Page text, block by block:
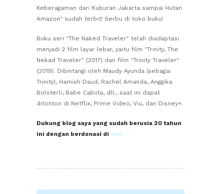
Keberagaman dari Kuburan Jakarta sampai Hutan
Amazon" sudah terbit! Serbu di toko buku!
Buku seri "The Naked Traveler" telah diadaptasi
menjadi 2 film layar lebar, yaitu film "Trinity, The
Nekad Traveler" (2017) dan film "Trinity Traveler"
(2019). Dibintangi oleh Maudy Ayunda (sebagai
Trinity), Hamish Daud, Rachel Amanda, Anggika
Bolsterli, Babe Cabiita, dll., saat ini dapat
ditonton di Netflix, Prime Video, Viu, dan Disney+.
Dukung blog saya yang sudah berusia 20 tahun
ini dengan berdonasi di sini.